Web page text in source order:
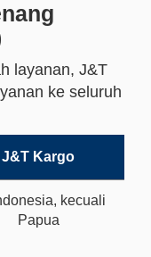
layanan, J&T
ke seluruh
J&T Kargo
kecuali
Papua